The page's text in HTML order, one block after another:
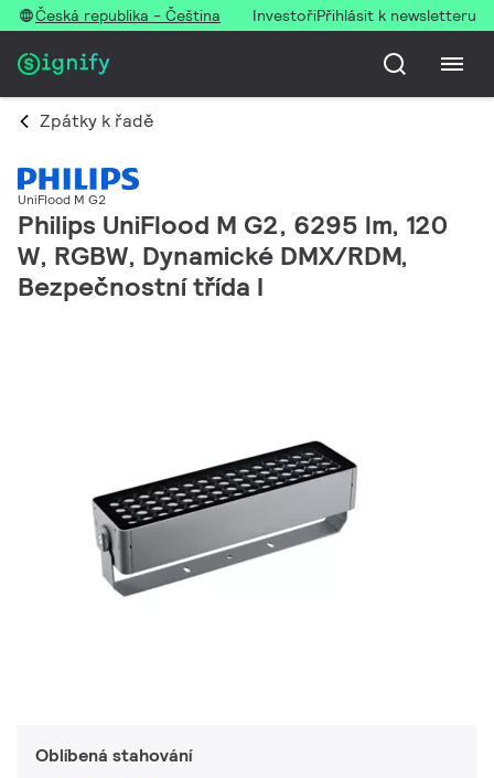
Česká republika - Čeština InvestořiPřihlásit k newsletteru
Zpátky k řadě
UniFlood M G2
Philips UniFlood M G2, 6295 lm, 120
W, RGBW, Dynamické DMX/RDM,
Bezpečnostní třída I
Oblíbená stahování